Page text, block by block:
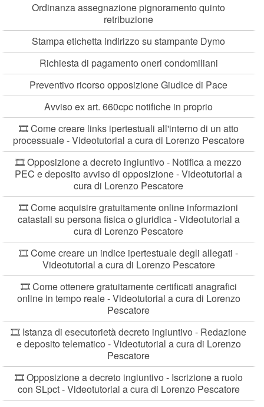
Ordinanza assegnazione pignoramento quinto
retribuzione
Stampa etichetta indirizzo su stampante Dymo
Richiesta di pagamento oneri condomiliani
Preventivo ricorso opposizione Giudice di Pace
Avviso ex art. 660cpc notifiche in proprio
🎞️ Come creare links ipertestuali all'interno di un atto
processuale - Videotutorial a cura di Lorenzo Pescatore
🎞️ Opposizione a decreto ingiuntivo - Notifica a mezzo
PEC e deposito avviso di opposizione - Videotutorial a
cura di Lorenzo Pescatore
🎞️ Come acquisire gratuitamente online informazioni
catastali su persona fisica o giuridica - Videotutorial a
cura di Lorenzo Pescatore
🎞️ Come creare un indice ipertestuale degli allegati -
Videotutorial a cura di Lorenzo Pescatore
🎞️ Come ottenere gratuitamente certificati anagrafici
online in tempo reale - Videotutorial a cura di Lorenzo
Pescatore
🎞️ Istanza di esecutorietà decreto ingiuntivo - Redazione
e deposito telematico - Videotutorial a cura di Lorenzo
Pescatore
🎞️ Opposizione a decreto ingiuntivo - Iscrizione a ruolo
con SLpct - Videotutorial a cura di Lorenzo Pescatore